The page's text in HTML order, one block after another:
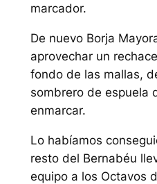
marcador.
De nuevo Borja
aprovechar un
fondo de las mallas,
sombrero de espuela
enmarcar.
Lo habíamos
resto del Bernabéu
equipo a los Octavos